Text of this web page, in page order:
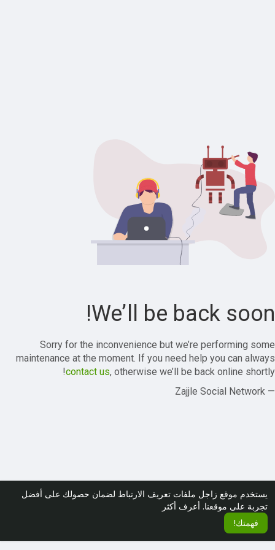
يستخدم موقع زاجل ملفات تعريف الارتباط لضمان حصولك على أفضل
تجربة على موقعنا. أعرف أكثر
فهمتك!
We’ll be back soon!
Sorry for the inconvenience but we’re performing some
maintenance at the moment. If you need help you can always
contact us, otherwise we’ll be back online shortly!
— Zajjle Social Network